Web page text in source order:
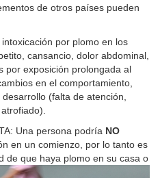
de otros países pueden
por plomo en los
cansancio, dolor abdominal,
por exposición prolongada al
en el comportamiento,
(falta de atención,
Una persona podría NO
en un comienzo, por lo tanto es
de que haya plomo en su casa o